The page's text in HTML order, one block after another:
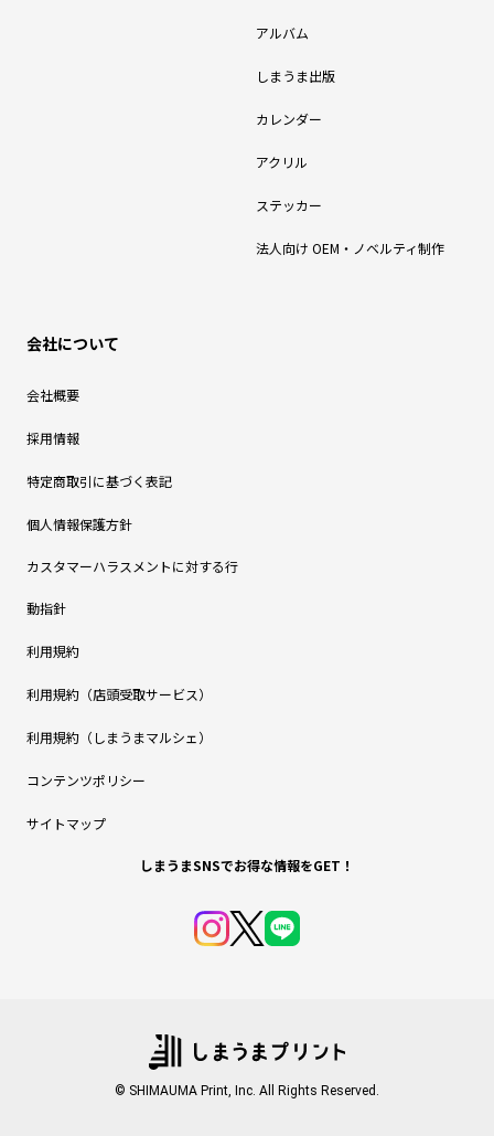
アルバム
しまうま出版
カレンダー
アクリル
ステッカー
法人向け OEM・ノベルティ制作
会社について
会社概要
採用情報
特定商取引に基づく表記
個人情報保護方針
カスタマーハラスメントに対する行
動指針
利用規約
利用規約（店頭受取サービス）
利用規約（しまうまマルシェ）
コンテンツポリシー
サイトマップ
しまうまSNSでお得な情報をGET！
© SHIMAUMA Print, Inc. All Rights Reserved.